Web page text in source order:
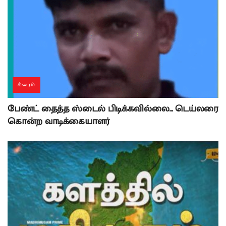
க்ரைம்
பேண்ட் தைத்த ஸ்டைல் பிடிக்கவில்லை… டெய்லரை
கொன்ற வாடிக்கையாளர்